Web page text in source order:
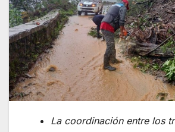
La coordinación entre los